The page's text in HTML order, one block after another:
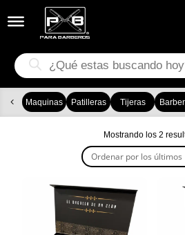
Búsqueda
de
productos
Maquinas Patilleras Tijeras
Mostrando los 2